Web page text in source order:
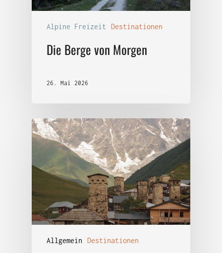
Alpine Freizeit Destinationen
Die Berge von Morgen
26. Mai 2026
Allgemein Destinationen